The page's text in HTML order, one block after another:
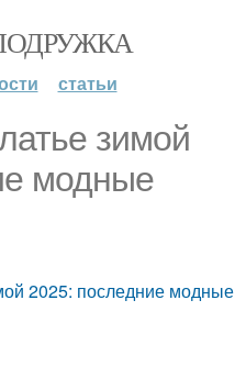
статьи
зимой
модные
2025: последние модные